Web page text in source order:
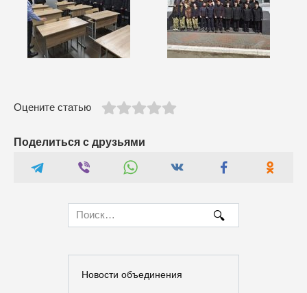
Оцените статью
Поделиться с друзьями
Search
for:
Новости объединения